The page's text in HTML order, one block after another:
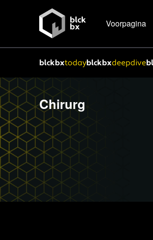
Voorpagina
blckbxtodayblckbxdeepdive
Chirurg